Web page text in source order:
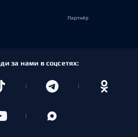
Партнёр
за нами в соцсетях: